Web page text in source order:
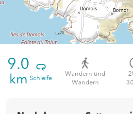
9.0
km Schleife
Wandern und
Wandern